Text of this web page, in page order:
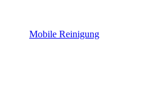
Mobile Reinigung